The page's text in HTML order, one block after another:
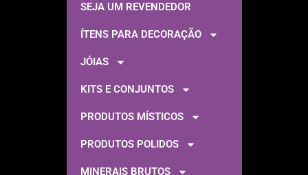
SEJA UM REVENDEDOR
ÍTENS PARA DECORAÇÃO
JÓIAS
KITS E CONJUNTOS
PRODUTOS MÍSTICOS
PRODUTOS POLIDOS
MINERAIS BRUTOS